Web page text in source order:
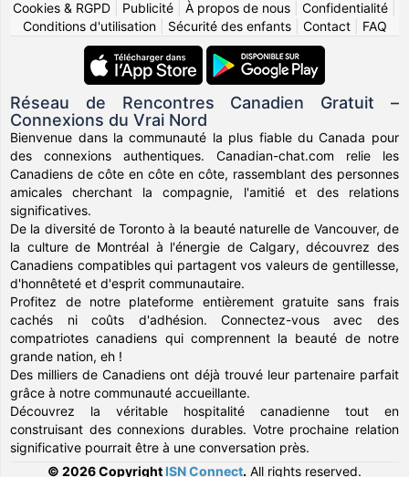
Cookies & RGPD
Publicité À propos de nous Confidentialité
Conditions d'utilisation| Sécurité des enfants| Contact| FAQ
Réseau de Rencontres Canadien Gratuit –
Connexions du Vrai Nord
Bienvenue dans la communauté la plus fiable du Canada pour
des connexions authentiques. Canadian-chat.com relie les
Canadiens de côte en côte en côte, rassemblant des personnes
amicales cherchant la compagnie, l'amitié et des relations
significatives.
De la diversité de Toronto à la beauté naturelle de Vancouver, de
la culture de Montréal à l'énergie de Calgary, découvrez des
Canadiens compatibles qui partagent vos valeurs de gentillesse,
d'honnêteté et d'esprit communautaire.
Profitez de notre plateforme entièrement gratuite sans frais
cachés ni coûts d'adhésion. Connectez-vous avec des
compatriotes canadiens qui comprennent la beauté de notre
grande nation, eh !
Des milliers de Canadiens ont déjà trouvé leur partenaire parfait
grâce à notre communauté accueillante.
Découvrez la véritable hospitalité canadienne tout en
construisant des connexions durables. Votre prochaine relation
significative pourrait être à une conversation près.
© 2026 Copyright ISN Connect. All rights reserved.